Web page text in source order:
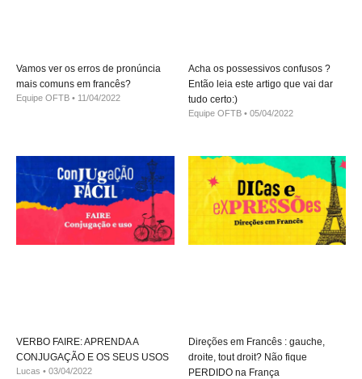
Vamos ver os erros de pronúncia
mais comuns em francês?
Equipe OFTB 11/04/2022
Acha os possessivos confusos ?
Então leia este artigo que vai dar
tudo certo:)
Equipe OFTB 05/04/2022
VERBO FAIRE: APRENDA A
CONJUGAÇÃO E OS SEUS USOS
Lucas 03/04/2022
Direções em Francês : gauche,
droite, tout droit? Não fique
PERDIDO na França